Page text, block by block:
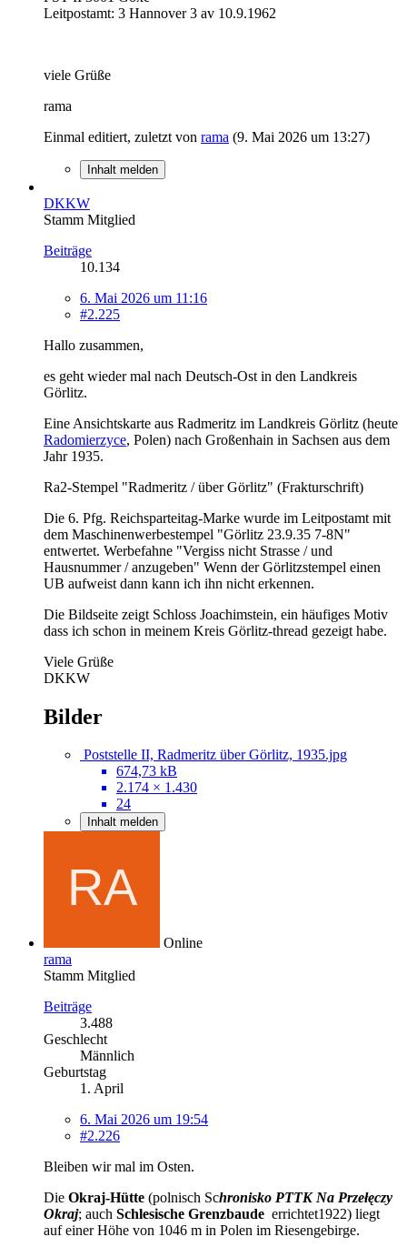
Leitpostamt: 3 Hannover 3 av 10.9.1962
viele Grüße
rama
Einmal editiert, zuletzt von rama (9. Mai 2026 um 13:27)
Inhalt melden
DKKW
Stamm Mitglied
Beiträge
10.134
6. Mai 2026 um 11:16
#2.225
Hallo zusammen,
es geht wieder mal nach Deutsch-Ost in den Landkreis
Görlitz.
Eine Ansichtskarte aus Radmeritz im Landkreis Görlitz (heute
Radomierzyce, Polen) nach Großenhain in Sachsen aus dem
Jahr 1935.
Ra2-Stempel "Radmeritz / über Görlitz" (Frakturschrift)
Die 6. Pfg. Reichsparteitag-Marke wurde im Leitpostamt mit
dem Maschinenwerbestempel "Görlitz 23.9.35 7-8N"
entwertet. Werbefahne "Vergiss nicht Strasse / und
Hausnummer / anzugeben" Wenn der Görlitzstempel einen
UB aufweist dann kann ich ihn nicht erkennen.
Die Bildseite zeigt Schloss Joachimstein, ein häufiges Motiv
dass ich schon in meinem Kreis Görlitz-thread gezeigt habe.
Viele Grüße
DKKW
Bilder
Poststelle II, Radmeritz über Görlitz, 1935.jpg
674,73 kB
2.174 × 1.430
24
Inhalt melden
Online
rama
Stamm Mitglied
Beiträge
3.488
Geschlecht
Männlich
Geburtstag
1. April
6. Mai 2026 um 19:54
#2.226
Bleiben wir mal im Osten.
Die Okraj-Hütte (polnisch Schronisko PTTK Na Przełęczy
Okraj; auch Schlesische Grenzbaude errichtet1922) liegt
auf einer Höhe von 1046 m in Polen im Riesengebirge.